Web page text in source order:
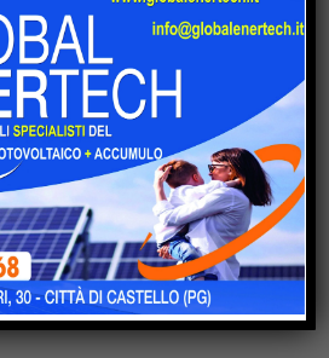
torna Tovaglia a Quadri: la
spettacolo compie 31 anni
vede il vicino rubare in
grazie alle telecamere: arrestato